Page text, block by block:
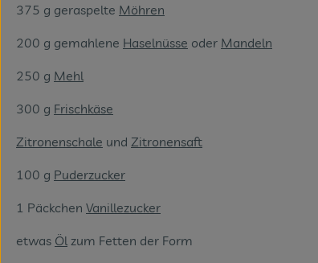
375 g geraspelte Möhren
200 g gemahlene Haselnüsse oder Mandeln
250 g Mehl
300 g Frischkäse
Zitronenschale und Zitronensaft
100 g Puderzucker
1 Päckchen Vanillezucker
etwas Öl zum Fetten der Form